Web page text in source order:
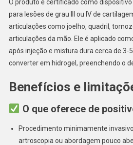
O produto é certificado como dispositivo
para lesões de grau III ou IV de
articulações como joelho, quadril,
articulações da mão. Ele é aplicado
após injeção e mistura dura cerca de 3-
converter em hidrogel, preenchendo o
Benefícios e
O que oferece de
Procedimento minimamente
artroscopia ou abordagem pouco